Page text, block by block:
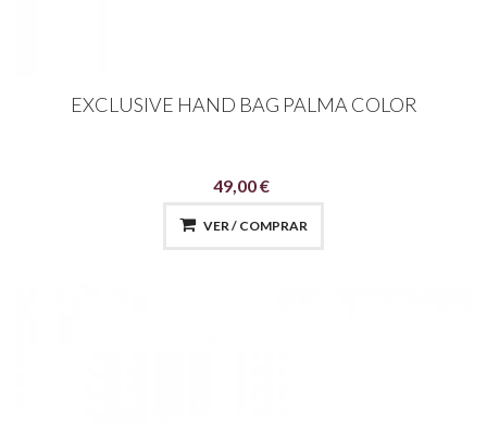
EXCLUSIVE HAND BAG PALMA COLOR
49,00 €
VER / COMPRAR